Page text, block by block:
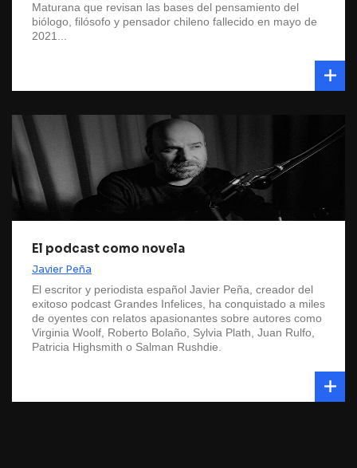
Maturana que revisan las bases del pensamiento del
biólogo, filósofo y pensador chileno fallecido en mayo de
2021...
El podcast como novela
Javier Peña
El escritor y periodista español Javier Peña, creador del
exitoso podcast Grandes Infelices, ha conquistado a miles
de oyentes con relatos apasionantes sobre autores como
Virginia Woolf, Roberto Bolaño, Sylvia Plath, Juan Rulfo,
Patricia Highsmith o Salman Rushdie.